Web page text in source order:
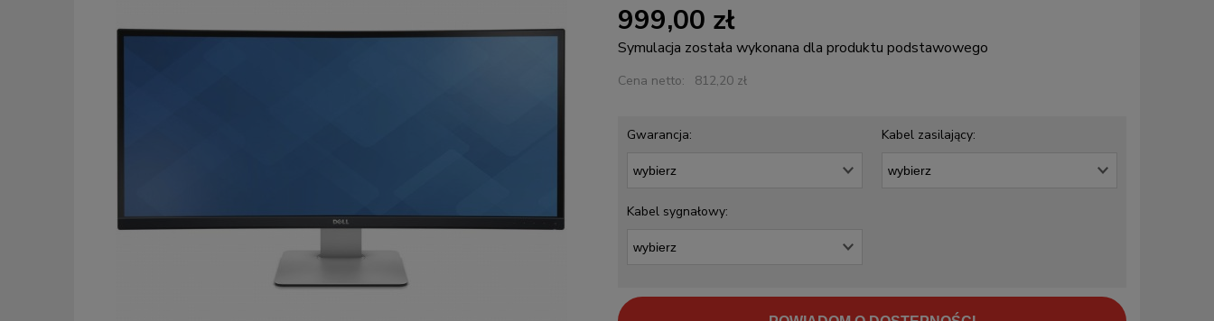
999,00 zł
Symulacja została wykonana dla produktu podstawowego
Cena netto: 812,20 zł
Gwarancja: Kabel zasilający:
Kabel sygnałowy: